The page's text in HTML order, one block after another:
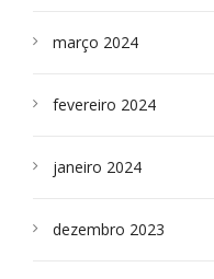
março 2024
fevereiro 2024
janeiro 2024
dezembro 2023